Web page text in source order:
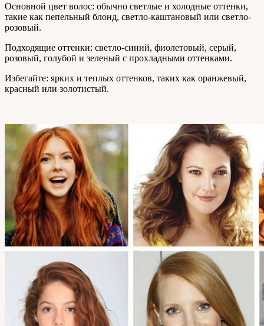
Основной цвет волос: обычно светлые и холодные оттенки,
такие как пепельный блонд, светло-каштановый или светло-
розовый.
Подходящие оттенки: светло-синий, фиолетовый, серый,
розовый, голубой и зеленый с прохладными оттенками.
Избегайте: ярких и теплых оттенков, таких как оранжевый,
красный или золотистый.